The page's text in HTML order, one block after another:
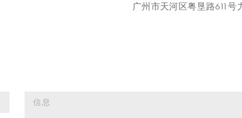
广州市天河区粤垦路611号